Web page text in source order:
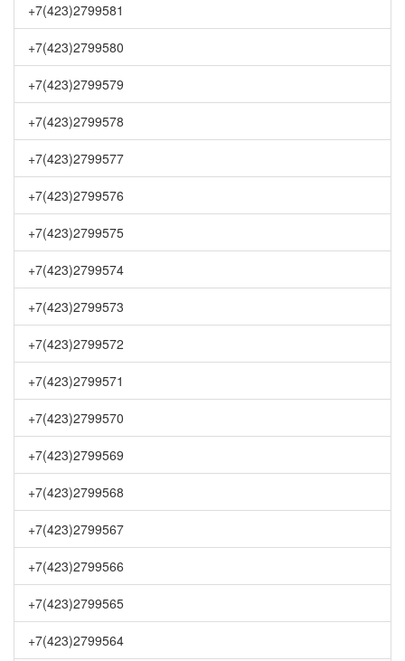
+7(423)2799581
+7(423)2799580
+7(423)2799579
+7(423)2799578
+7(423)2799577
+7(423)2799576
+7(423)2799575
+7(423)2799574
+7(423)2799573
+7(423)2799572
+7(423)2799571
+7(423)2799570
+7(423)2799569
+7(423)2799568
+7(423)2799567
+7(423)2799566
+7(423)2799565
+7(423)2799564